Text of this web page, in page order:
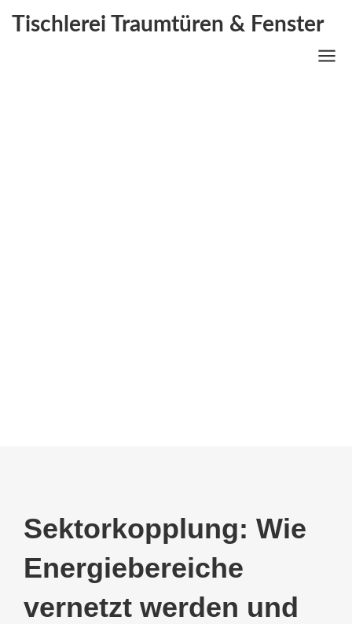
Tischlerei Traumtüren & Fenster
Sektorkopplung: Wie
Energiebereiche
vernetzt werden und